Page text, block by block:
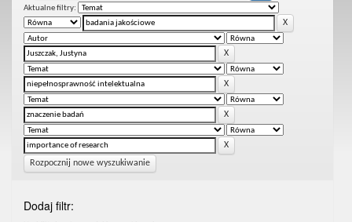
Aktualne filtry:
Rozpocznij nowe wyszukiwanie
Dodaj filtr: